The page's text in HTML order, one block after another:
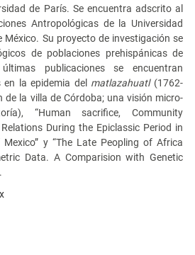
de París. Se encuentra adscrito al
Antropológicas de la Universidad
México. Su proyecto de investigación se
de poblaciones prehispánicas de
publicaciones se encuentran
en la epidemia del matlazahuatl(1762-
de la villa de Córdoba; una visión micro-
“Human sacrifice, Community
During the Epiclassic Period in
y “The Late Peopling of Africa
Data. A Comparision with Genetic